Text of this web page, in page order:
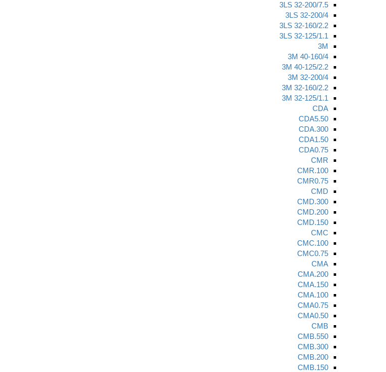
3LS 32-200/7.5
3LS 32-200/4
3LS 32-160/2.2
3LS 32-125/1.1
3M
3M 40-160/4
3M 40-125/2.2
3M 32-200/4
3M 32-160/2.2
3M 32-125/1.1
CDA
CDA5.50
CDA.300
CDA1.50
CDA0.75
CMR
CMR.100
CMR0.75
CMD
CMD.300
CMD.200
CMD.150
CMC
CMC.100
CMC0.75
CMA
CMA.200
CMA.150
CMA.100
CMA0.75
CMA0.50
CMB
CMB.550
CMB.300
CMB.200
CMB.150